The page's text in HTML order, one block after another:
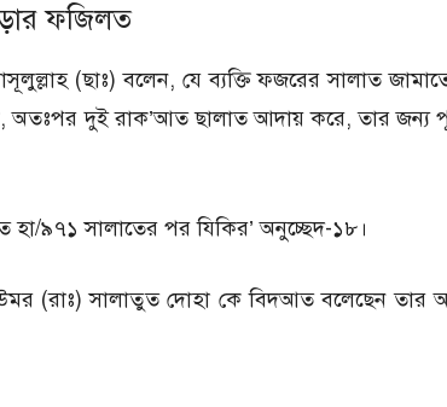
ফজিলত
(ছাঃ) বলেন, যে ব্যক্তি ফজরের সালাত
অতঃপর দুই রাক’আত ছালাত আদায় করে, তার জন্য
হা/৯৭১ সালাতের পর যিকির’ অনুচ্ছেদ-১৮।
(রাঃ) সালাতুত দোহা কে বিদআত বলেছেন তার